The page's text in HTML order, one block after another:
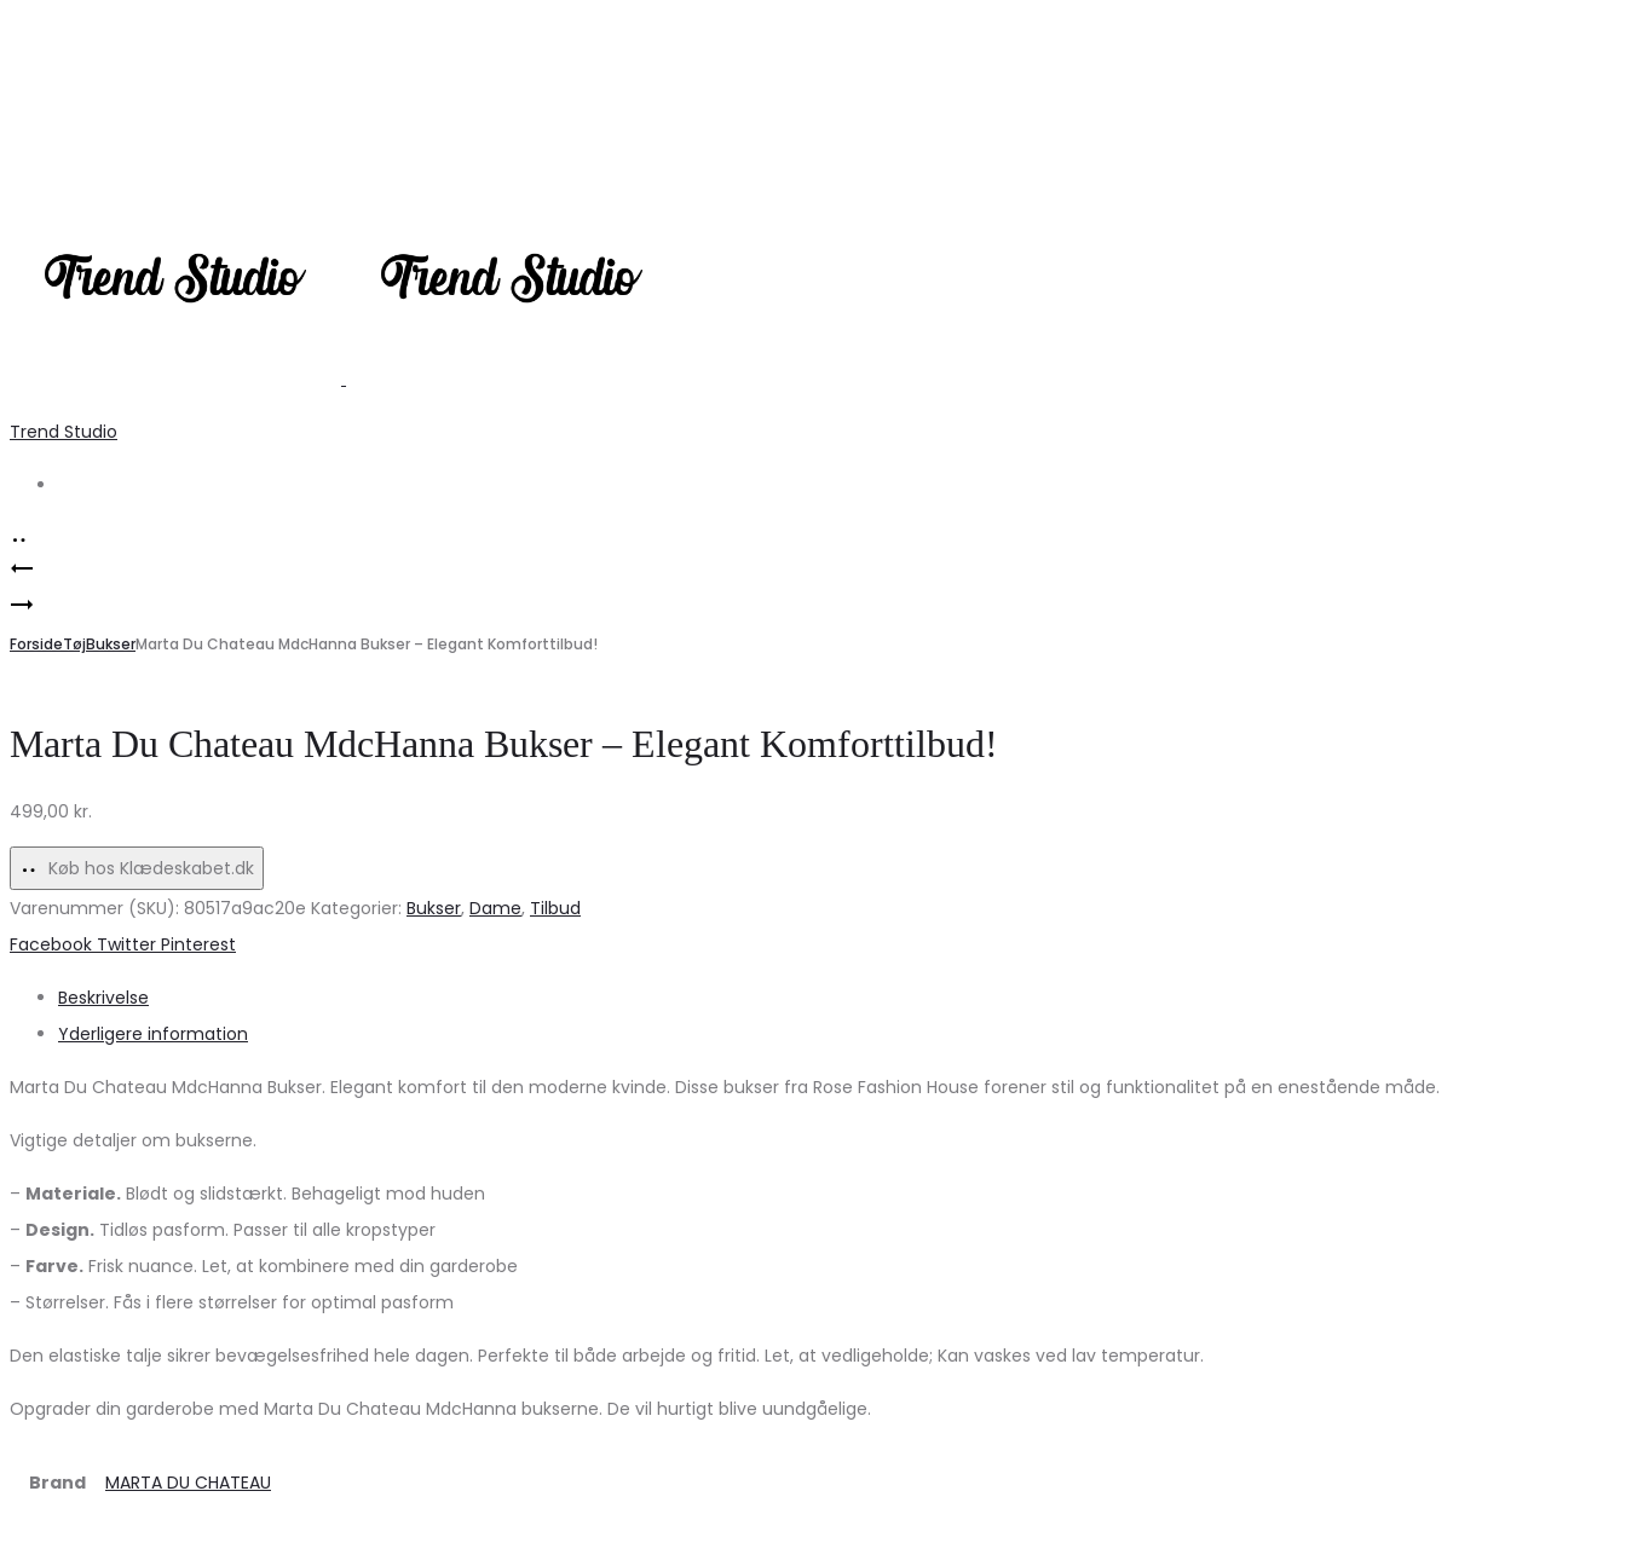
Trend Studio
Product
navigation
cowboystøvler
Khaki
PIECES
Dame
–
ForsideTøjBukserMarta Du Chateau MdcHanna Bukser – Elegant Komforttilbud!
Marta Du Chateau MdcHanna Bukser – Elegant Komforttilbud!
499,00 kr.
Køb hos Klædeskabet.dk
Varenummer (SKU): 80517a9ac20e Kategorier: Bukser, Dame, Tilbud
Share
Facebook Twitter Pinterest
Beskrivelse
Yderligere information
Marta Du Chateau MdcHanna Bukser. Elegant komfort til den moderne kvinde. Disse bukser fra Rose Fashion House forener stil og funktionalitet på en enestående måde.
Vigtige detaljer om bukserne.
– Materiale. Blødt og slidstærkt. Behageligt mod huden
– Design. Tidløs pasform. Passer til alle kropstyper
– Farve. Frisk nuance. Let, at kombinere med din garderobe
– Størrelser. Fås i flere størrelser for optimal pasform
Den elastiske talje sikrer bevægelsesfrihed hele dagen. Perfekte til både arbejde og fritid. Let, at vedligeholde; Kan vaskes ved lav temperatur.
Opgrader din garderobe med Marta Du Chateau MdcHanna bukserne. De vil hurtigt blive uundgåelige.
Brand MARTA DU CHATEAU